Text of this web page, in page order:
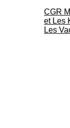
CGR
et Les
Les